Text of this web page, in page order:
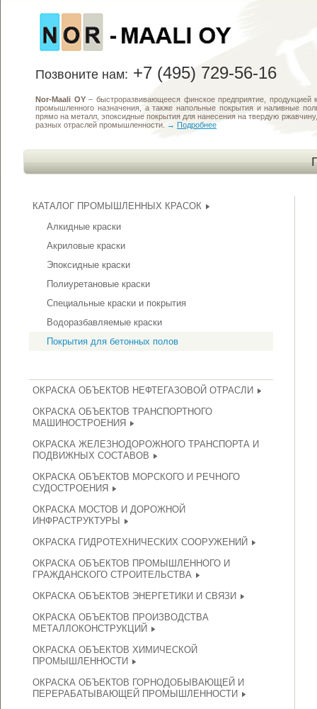
Позвоните нам: +7 (495) 729-56-16
Nor-Maali OY– быстроразвивающееся финское предприятие, продукцией
промышленного назначения, а также напольные покрытия и наливные
прямо на металл, эпоксидные покрытия для нанесения на твердую
разных отраслей промышленности.
→ Подробнее
КАТАЛОГ ПРОМЫШЛЕННЫХ КРАСОК
Алкидные краски
Акриловые краски
Эпоксидные краски
Полиуретановые краски
Специальные краски и покрытия
Водоразбавляемые краски
Покрытия для бетонных полов
ОКРАСКА ОБЪЕКТОВ НЕФТЕГАЗОВОЙ ОТРАСЛИ
ОКРАСКА ОБЪЕКТОВ ТРАНСПОРТНОГО
МАШИНОСТРОЕНИЯ
ОКРАСКА ЖЕЛЕЗНОДОРОЖНОГО ТРАНСПОРТА И
ПОДВИЖНЫХ СОСТАВОВ
ОКРАСКА ОБЪЕКТОВ МОРСКОГО И РЕЧНОГО
СУДОСТРОЕНИЯ
ОКРАСКА МОСТОВ И ДОРОЖНОЙ
ИНФРАСТРУКТУРЫ
ОКРАСКА ГИДРОТЕХНИЧЕСКИХ СООРУЖЕНИЙ
ОКРАСКА ОБЪЕКТОВ ПРОМЫШЛЕННОГО И
ГРАЖДАНСКОГО СТРОИТЕЛЬСТВА
ОКРАСКА ОБЪЕКТОВ ЭНЕРГЕТИКИ И СВЯЗИ
ОКРАСКА ОБЪЕКТОВ ПРОИЗВОДСТВА
МЕТАЛЛОКОНСТРУКЦИЙ
ОКРАСКА ОБЪЕКТОВ ХИМИЧЕСКОЙ
ПРОМЫШЛЕННОСТИ
ОКРАСКА ОБЪЕКТОВ ГОРНОДОБЫВАЮЩЕЙ И
ПЕРЕРАБАТЫВАЮЩЕЙ ПРОМЫШЛЕННОСТИ